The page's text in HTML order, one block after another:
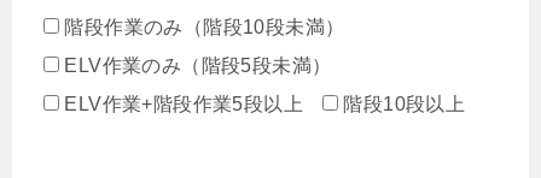
階段作業のみ（階段10段未満）
ELV作業のみ（階段5段未満）
ELV作業+階段作業5段以上
階段10段以上